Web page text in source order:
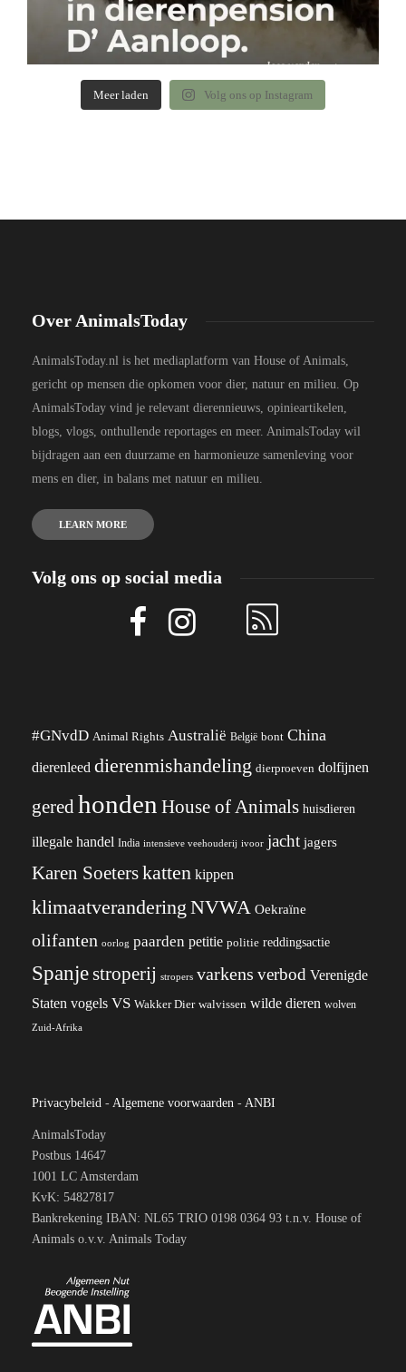
Meer laden Volg ons op Instagram
Over AnimalsToday
AnimalsToday.nl is het mediaplatform van House of Animals,
gericht op mensen die opkomen voor dier, natuur en milieu. Op
AnimalsToday vind je relevant dierennieuws, opinieartikelen,
blogs, vlogs, onthullende reportages en meer. AnimalsToday wil
bijdragen aan een duurzame en harmonieuze samenleving voor
mens en dier, in balans met natuur en milieu.
LEARN MORE
Volg ons op social media
#GNvdD Animal Rights Australië België bont China
dierenleed dierenmishandeling dierproeven dolfijnen
geredhonden House of Animals huisdieren
illegale handel India intensieve veehouderij ivoor jacht jagers
Karen Soeterskatten kippen
klimaatverandering NVWA Oekraïne
olifanten oorlog paarden petitie politie reddingsactie
Spanjestroperij stropers varkens verbod Verenigde
Staten vogels VS Wakker Dier walvissen wilde dieren wolven
Zuid-Afrika
Privacybeleid - Algemene voorwaarden - ANBI
AnimalsToday
Postbus 14647
1001 LC Amsterdam
KvK: 54827817
Bankrekening IBAN: NL65 TRIO 0198 0364 93 t.n.v. House of
Animals o.v.v. Animals Today